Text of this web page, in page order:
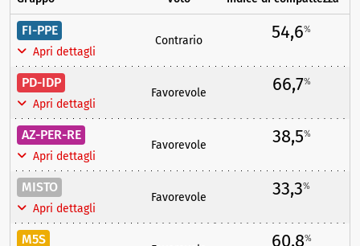
FI-PPE
Apri dettagli
Contrario 54,6%
PD-IDP
Apri dettagli
Favorevole 66,7%
AZ-PER-RE
Apri dettagli
Favorevole 38,5%
MISTO
Apri dettagli
Favorevole 33,3%
M5S 60,8%